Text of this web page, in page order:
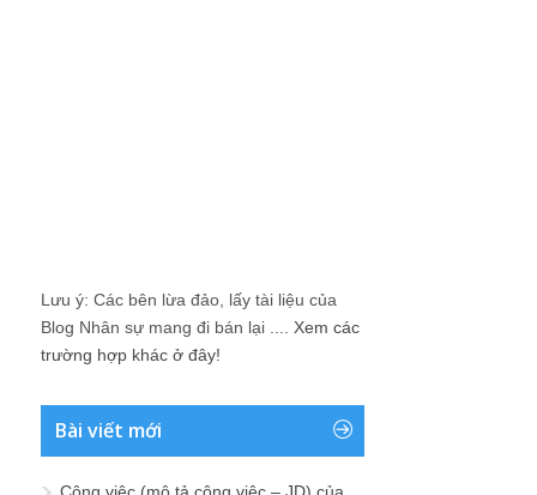
Lưu ý: Các bên lừa đảo, lấy tài liệu của
Blog Nhân sự mang đi bán lại .... Xem các
trường hợp khác ở đây!
Bài viết mới